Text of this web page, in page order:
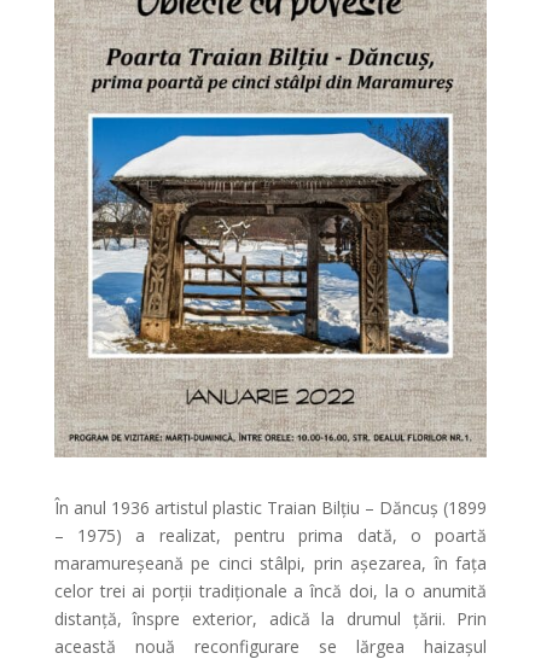
În anul 1936 artistul plastic Traian Bilțiu – Dăncuș (1899
– 1975) a realizat, pentru prima dată, o poartă
maramureșeană pe cinci stâlpi, prin așezarea, în fața
celor trei ai porții tradiționale a încă doi, la o anumită
distanță, înspre exterior, adică la drumul țării. Prin
această nouă reconfigurare se lărgea haizașul